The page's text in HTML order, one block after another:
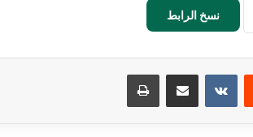
نسخ الرابط